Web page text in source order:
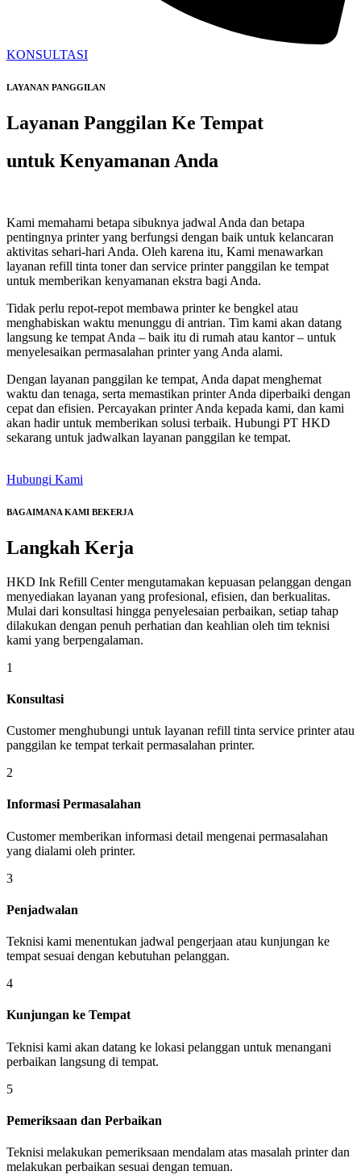
KONSULTASI
LAYANAN PANGGILAN
Layanan Panggilan Ke Tempat
untuk Kenyamanan Anda
Kami memahami betapa sibuknya jadwal Anda dan betapa
pentingnya printer yang berfungsi dengan baik untuk kelancaran
aktivitas sehari-hari Anda. Oleh karena itu, Kami menawarkan
layanan refill tinta toner dan service printer panggilan ke tempat
untuk memberikan kenyamanan ekstra bagi Anda.
Tidak perlu repot-repot membawa printer ke bengkel atau
menghabiskan waktu menunggu di antrian. Tim kami akan datang
langsung ke tempat Anda – baik itu di rumah atau kantor – untuk
menyelesaikan permasalahan printer yang Anda alami.
Dengan layanan panggilan ke tempat, Anda dapat menghemat
waktu dan tenaga, serta memastikan printer Anda diperbaiki dengan
cepat dan efisien. Percayakan printer Anda kepada kami, dan kami
akan hadir untuk memberikan solusi terbaik. Hubungi PT HKD
sekarang untuk jadwalkan layanan panggilan ke tempat.
Hubungi Kami
BAGAIMANA KAMI BEKERJA
Langkah Kerja
HKD Ink Refill Center mengutamakan kepuasan pelanggan dengan
menyediakan layanan yang profesional, efisien, dan berkualitas.
Mulai dari konsultasi hingga penyelesaian perbaikan, setiap tahap
dilakukan dengan penuh perhatian dan keahlian oleh tim teknisi
kami yang berpengalaman.
1
Konsultasi
Customer menghubungi untuk layanan refill tinta service printer atau
panggilan ke tempat terkait permasalahan printer.
2
Informasi Permasalahan
Customer memberikan informasi detail mengenai permasalahan
yang dialami oleh printer.
3
Penjadwalan
Teknisi kami menentukan jadwal pengerjaan atau kunjungan ke
tempat sesuai dengan kebutuhan pelanggan.
4
Kunjungan ke Tempat
Teknisi kami akan datang ke lokasi pelanggan untuk menangani
perbaikan langsung di tempat.
5
Pemeriksaan dan Perbaikan
Teknisi melakukan pemeriksaan mendalam atas masalah printer dan
melakukan perbaikan sesuai dengan temuan.